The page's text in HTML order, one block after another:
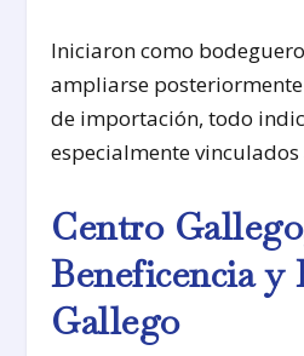
Iniciaron como
ampliarse
de importación, todo
especialmente
Centro
Beneficencia y
Gallego